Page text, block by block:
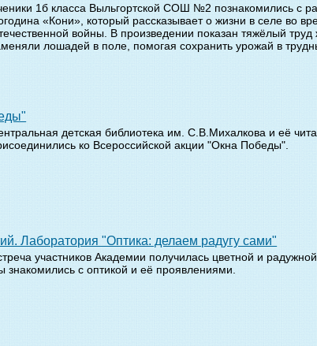
1б класса Выльгортской СОШ №2 познакомились с
«Кони», который рассказывает о жизни в селе во
войны. В произведении показан тяжёлый
лошадей в поле, помогая сохранить урожай в
детская библиотека им. С.В.Михалкова и её
ко Всероссийской акции "Окна Победы".
Лаборатория "Оптика: делаем радугу сами"
участников Академии получилась цветной и
знакомились с оптикой и её проявлениями.